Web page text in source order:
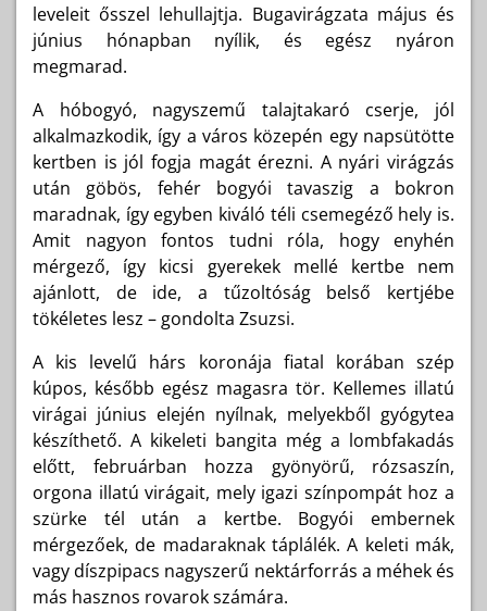
leveleit ősszel lehullajtja. Bugavirágzata május és
június hónapban nyílik, és egész nyáron
megmarad.
A hóbogyó, nagyszemű talajtakaró cserje, jól
alkalmazkodik, így a város közepén egy napsütötte
kertben is jól fogja magát érezni. A nyári virágzás
után göbös, fehér bogyói tavaszig a bokron
maradnak, így egyben kiváló téli csemegéző hely is.
Amit nagyon fontos tudni róla, hogy enyhén
mérgező, így kicsi gyerekek mellé kertbe nem
ajánlott, de ide, a tűzoltóság belső kertjébe
tökéletes lesz – gondolta Zsuzsi.
A kis levelű hárs koronája fiatal korában szép
kúpos, később egész magasra tör. Kellemes illatú
virágai június elején nyílnak, melyekből gyógytea
készíthető. A kikeleti bangita még a lombfakadás
előtt, februárban hozza gyönyörű, rózsaszín,
orgona illatú virágait, mely igazi színpompát hoz a
szürke tél után a kertbe. Bogyói embernek
mérgezőek, de madaraknak táplálék. A keleti mák,
vagy díszpipacs nagyszerű nektárforrás a méhek és
más hasznos rovarok számára.